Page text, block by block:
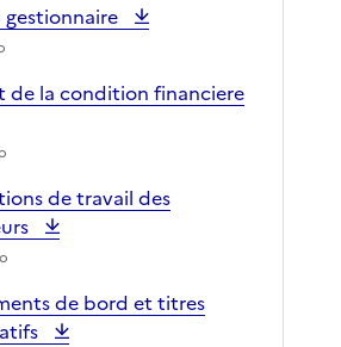
gestionnaire
de la condition financiere
de travail des
de bord et titres